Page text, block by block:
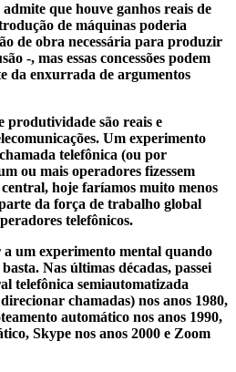
admite que houve ganhos reais de
de máquinas poderia
de obra necessária para produzir
-, mas essas concessões podem
da enxurrada de argumentos
produtividade são reais e
Um experimento
telefônica (ou por
ou mais operadores fizessem
hoje faríamos muito menos
da força de trabalho global
telefônicos.
um experimento mental quando
Nas últimas décadas, passei
telefônica semiautomatizada
chamadas) nos anos 1980,
automático nos anos 1990,
Skype nos anos 2000 e Zoom